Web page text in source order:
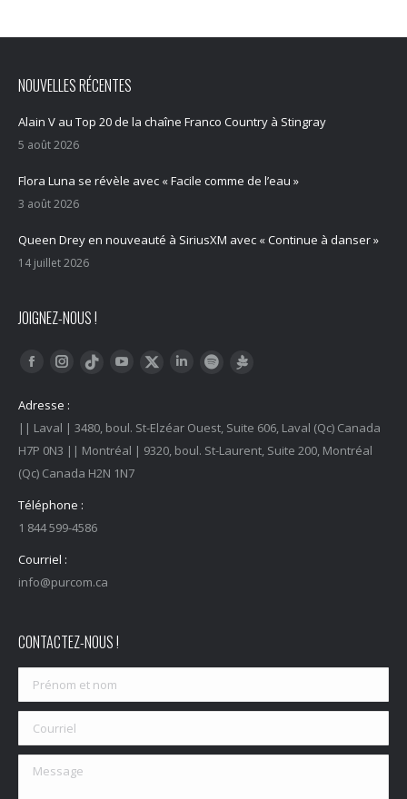
NOUVELLES RÉCENTES
Alain V au Top 20 de la chaîne Franco Country à Stingray
5 août 2026
Flora Luna se révèle avec « Facile comme de l’eau »
3 août 2026
Queen Drey en nouveauté à SiriusXM avec « Continue à danser »
14 juillet 2026
JOIGNEZ-NOUS !
Trouvez nous sur :
FacebookInstagram
Tiktok YouTubeTwitter LinkedInSpotify
Adresse :
|| Laval | 3480, boul. St-Elzéar Ouest, Suite 606, Laval (Qc) Canada
H7P 0N3 || Montréal | 9320, boul. St-Laurent, Suite 200, Montréal
(Qc) Canada H2N 1N7
Téléphone :
1 844 599-4586
Courriel :
info@purcom.ca
CONTACTEZ-NOUS !